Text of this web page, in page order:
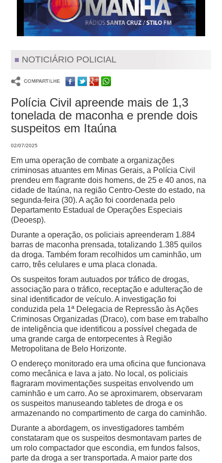
NOTICIÁRIO POLICIAL
Polícia Civil apreende mais de 1,3
tonelada de maconha e prende dois
suspeitos em Itaúna
02/07/2025
Em uma operação de combate a organizações
criminosas atuantes em Minas Gerais, a Polícia Civil
prendeu em flagrante dois homens, de 25 e 40 anos, na
cidade de Itaúna, na região Centro-Oeste do estado, na
segunda-feira (30). A ação foi coordenada pelo
Departamento Estadual de Operações Especiais
(Deoesp).
Durante a operação, os policiais apreenderam 1.884
barras de maconha prensada, totalizando 1.385 quilos
da droga. Também foram recolhidos um caminhão, um
carro, três celulares e uma placa clonada.
Os suspeitos foram autuados por tráfico de drogas,
associação para o tráfico, receptação e adulteração de
sinal identificador de veículo. A investigação foi
conduzida pela 1ª Delegacia de Repressão às Ações
Criminosas Organizadas (Draco), com base em trabalho
de inteligência que identificou a possível chegada de
uma grande carga de entorpecentes à Região
Metropolitana de Belo Horizonte.
O endereço monitorado era uma oficina que funcionava
como mecânica e lava a jato. No local, os policiais
flagraram movimentações suspeitas envolvendo um
caminhão e um carro. Ao se aproximarem, observaram
os suspeitos manuseando tabletes de droga e os
armazenando no compartimento de carga do caminhão.
Durante a abordagem, os investigadores também
constataram que os suspeitos desmontavam partes de
um rolo compactador que escondia, em fundos falsos,
parte da droga a ser transportada. A maior parte dos